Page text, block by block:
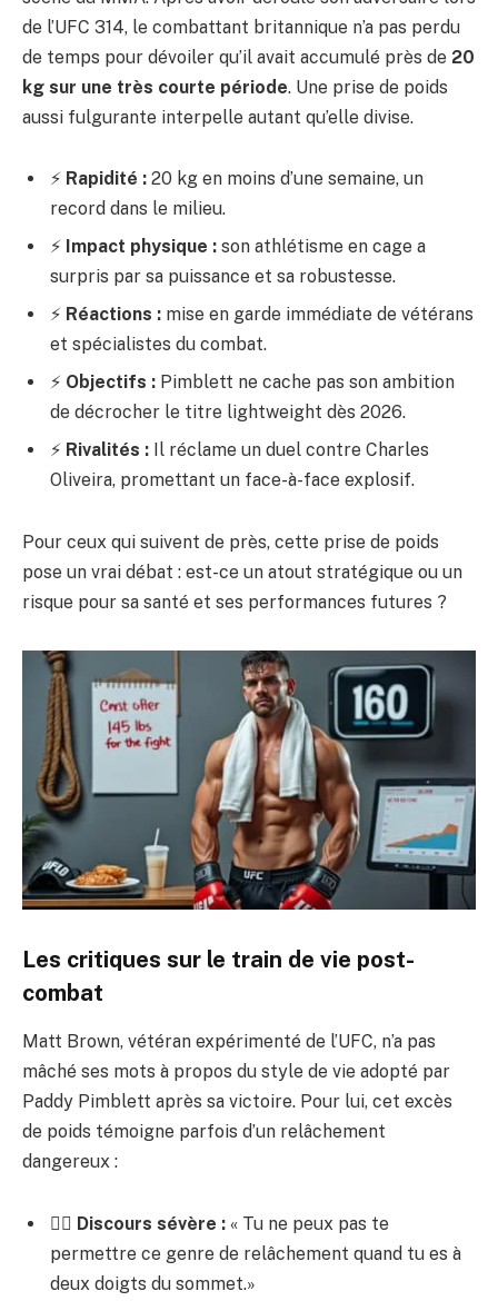
de l’UFC 314, le combattant britannique n’a pas perdu
de temps pour dévoiler qu’il avait accumulé près de 20
kg sur une très courte période. Une prise de poids
aussi fulgurante interpelle autant qu’elle divise.
⚡ Rapidité : 20 kg en moins d’une semaine, un
record dans le milieu.
⚡ Impact physique : son athlétisme en cage a
surpris par sa puissance et sa robustesse.
⚡ Réactions : mise en garde immédiate de vétérans
et spécialistes du combat.
⚡ Objectifs : Pimblett ne cache pas son ambition
de décrocher le titre lightweight dès 2026.
⚡ Rivalités : Il réclame un duel contre Charles
Oliveira, promettant un face-à-face explosif.
Pour ceux qui suivent de près, cette prise de poids
pose un vrai débat : est-ce un atout stratégique ou un
risque pour sa santé et ses performances futures ?
Les critiques sur le train de vie post-
combat
Matt Brown, vétéran expérimenté de l’UFC, n’a pas
mâché ses mots à propos du style de vie adopté par
Paddy Pimblett après sa victoire. Pour lui, cet excès
de poids témoigne parfois d’un relâchement
dangereux :
🏋️‍♂️ Discours sévère : « Tu ne peux pas te
permettre ce genre de relâchement quand tu es à
deux doigts du sommet.»